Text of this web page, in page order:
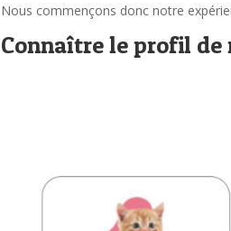
Nous commençons donc notre
Connaître le profil de